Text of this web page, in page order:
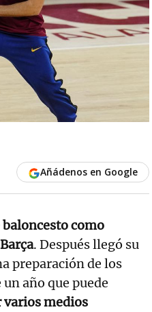
Añádenos en Google
como
. Después llegó su
preparación de los
año que puede
varios medios